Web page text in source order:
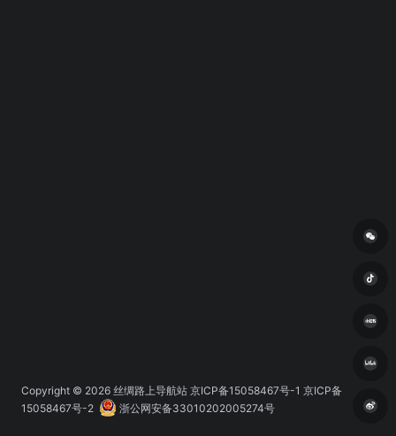
Copyright © 2026 丝绸路上导航站 京ICP备15058467号-1 京ICP备
15058467号-2
浙公网安备33010202005274号